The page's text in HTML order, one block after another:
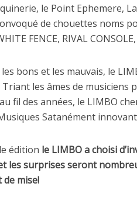
le Point Ephemere,
de chouettes noms
FENCE, RIVAL
bons et les mauvais, le
les âmes de musiciens
fil des années, le LIMBO
Satanément
édition le LIMBO a choisi
les surprises seront
mise!